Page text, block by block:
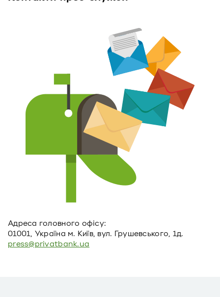
Адреса головного офiсу:
01001, Україна м. Київ, вул. Грушевського, 1д.
press@privatbank.ua